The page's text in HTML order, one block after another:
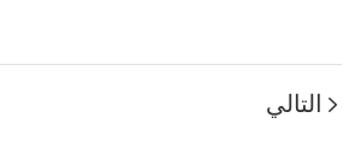
التالي